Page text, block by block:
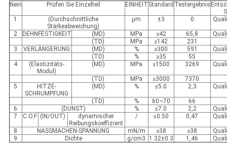
Nein Prüfen Sie Einzelteil EINHEIT Standard Testergebnis
1
(Durchschnittliche
Stärkeabweichung)
μm ±3 0
2 DEHNFESTIGKEIT (MD) MPa ≥42 65,8
(TD)
MPa ≥142
231
3
VERLÄNGERUNG (MD) % ≥300 591
(TD)
% ≥35
55
4
(Elastizitäts-
Modul)
(MD) MPa ≥1500 3269
(TD) MPa ≥3000
7370
5
HITZE-
SCHRUMPFUNG
(MD) % ≤5.0 2,3
(TD) % 60~70
66
6
(DUNST) % ≤7.0 2,2
7
C.O.F (IN/OUT)
dynamischer
Reibungskoeffizient
/ ≤0.50 0,47
8 NASSMACHEN-SPANNUNG mN/m ≥38 ≥38
9
Dichte g/cm3 1.32±0.3 1,46